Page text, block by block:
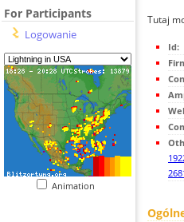
For Participants
Logowanie
Animation
Tutaj
Id: